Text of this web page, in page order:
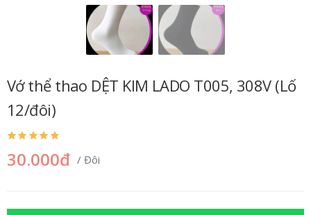
Vớ thể thao DỆT KIM LADO T005, 308V (Lố
12/đôi)
30.000đ / Đôi